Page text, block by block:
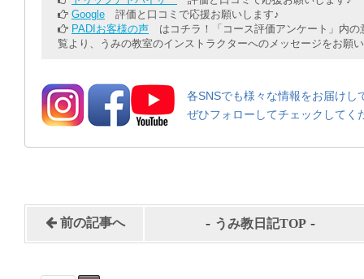
Google 評価と口コミで応援お願いします♪
PADIお客様の声 はコチラ！「コース評価アンケート」内の
覧より、うみの教室のインストラクターへのメッセージをお願
各SNSでも様々な情報をお届けし
ぜひフォローしてチェックしてく
前の記事へ - うみ教日記TOP -